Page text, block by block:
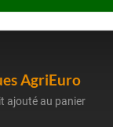
AgriEuro
ajouté au panier